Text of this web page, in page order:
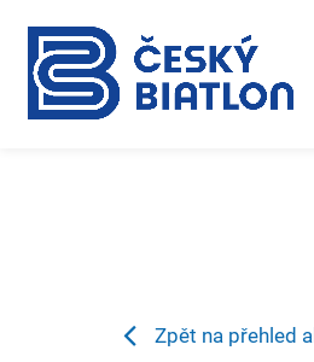
Zpět na přehled